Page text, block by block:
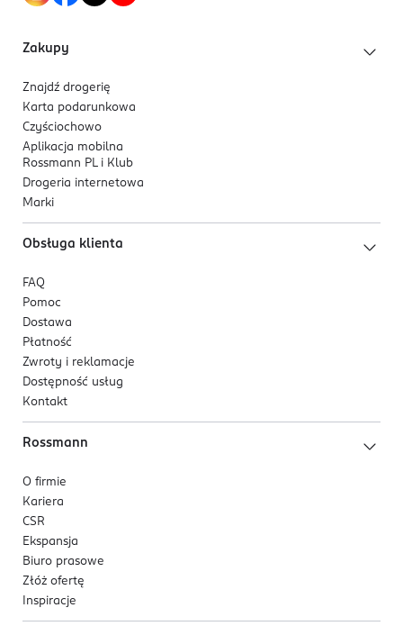
Zakupy
Znajdź drogerię
Karta podarunkowa
Czyściochowo
Aplikacja mobilna
Rossmann PL i Klub
Drogeria internetowa
Marki
Obsługa klienta
FAQ
Pomoc
Dostawa
Płatność
Zwroty i reklamacje
Dostępność usług
Kontakt
Rossmann
O firmie
Kariera
CSR
Ekspansja
Biuro prasowe
Złóż ofertę
Inspiracje